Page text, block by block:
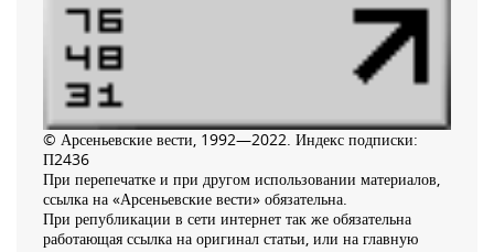
© Арсеньевские вести, 1992—2022. Индекс подписки:
П2436
При перепечатке и при другом использовании материалов,
ссылка на «Арсеньевские вести» обязательна.
При републикации в сети интернет так же обязательна
работающая ссылка на оригинал статьи, или на главную